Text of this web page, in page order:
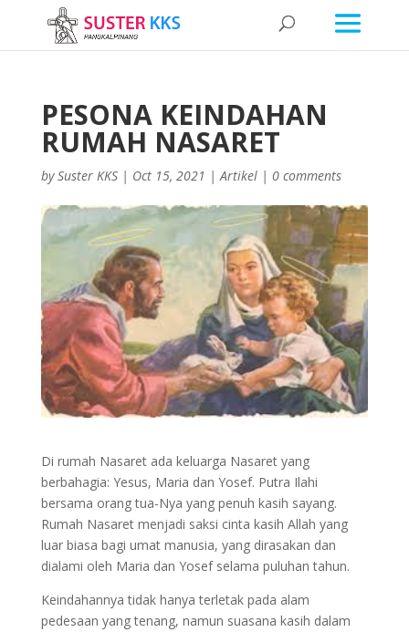
PESONA KEINDAHAN
RUMAH NASARET
bySuster KKS| Oct 15, 2021 |Artikel| 0 comments
Di rumah Nasaret ada keluarga Nasaret yang
berbahagia: Yesus, Maria dan Yosef. Putra Ilahi
bersama orang tua-Nya yang penuh kasih sayang.
Rumah Nasaret menjadi saksi cinta kasih Allah yang
luar biasa bagi umat manusia, yang dirasakan dan
dialami oleh Maria dan Yosef selama puluhan tahun.
Keindahannya tidak hanya terletak pada alam
pedesaan yang tenang, namun suasana kasih dalam